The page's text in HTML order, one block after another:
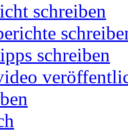
schreiben
schreiben